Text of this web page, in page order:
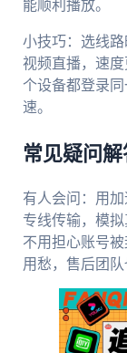
能顺利播放。
小技巧：选线
视频直播，速
个设备都登录
速。
常见疑问解
有人会问：用
专线传输，模
不用担心账号
用愁，售后团队